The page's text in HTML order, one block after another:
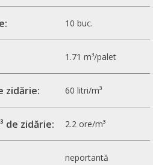
10 buc.
1.71 m³/palet
zidărie: 60 litri/m³
de zidărie: 2.2 ore/m³
neportantă